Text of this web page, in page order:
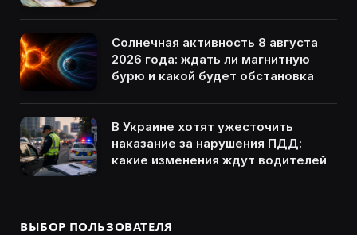
Солнечная активность 8 августа
2026 года: ждать ли магнитную
бурю и какой будет обстановка
В Украине хотят ужесточить
наказание за нарушения ПДД:
какие изменения ждут водителей
ВЫБОР ПОЛЬЗОВАТЕЛЯ